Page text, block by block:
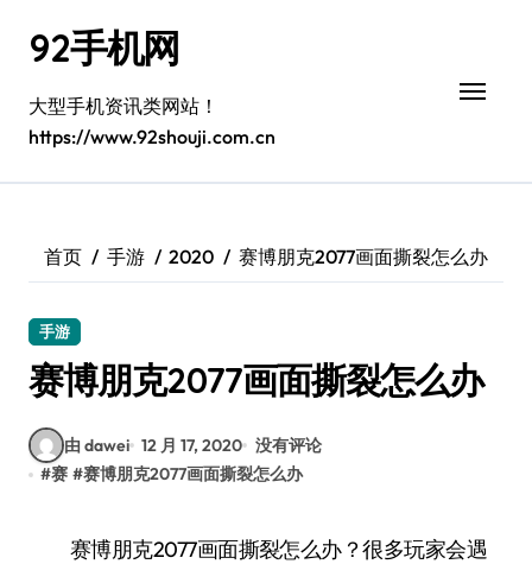
92手机网
大型手机资讯类网站！
https://www.92shouji.com.cn
首页 手游 2020 赛博朋克2077画面撕裂怎么办
手游
赛博朋克2077画面撕裂怎么办
由 dawei 12 月 17, 2020 没有评论
#赛 #赛博朋克2077画面撕裂怎么办
赛博朋克2077画面撕裂怎么办？很多玩家会遇